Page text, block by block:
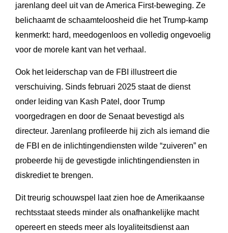
jarenlang deel uit van de America First-beweging. Ze
belichaamt de schaamteloosheid die het Trump-kamp
kenmerkt: hard, meedogenloos en volledig ongevoelig
voor de morele kant van het verhaal.
Ook het leiderschap van de FBI illustreert die
verschuiving. Sinds februari 2025 staat de dienst
onder leiding van Kash Patel, door Trump
voorgedragen en door de Senaat bevestigd als
directeur. Jarenlang profileerde hij zich als iemand die
de FBI en de inlichtingendiensten wilde “zuiveren” en
probeerde hij de gevestigde inlichtingendiensten in
diskrediet te brengen.
Dit treurig schouwspel laat zien hoe de Amerikaanse
rechtsstaat steeds minder als onafhankelijke macht
opereert en steeds meer als loyaliteitsdienst aan